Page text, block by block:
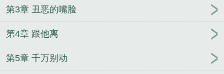
清心寡欲，七零老公却半夜敲窗
喜棺开，暴戾王爷
生
第3章 丑恶的嘴脸
第4章 跟他离
第5章 千万别动